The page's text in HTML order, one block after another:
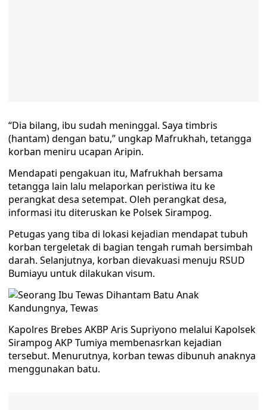
“Dia bilang, ibu sudah meninggal. Saya timbris
(hantam) dengan batu,” ungkap Mafrukhah, tetangga
korban meniru ucapan Aripin.
Mendapati pengakuan itu, Mafrukhah bersama
tetangga lain lalu melaporkan peristiwa itu ke
perangkat desa setempat. Oleh perangkat desa,
informasi itu diteruskan ke Polsek Sirampog.
Petugas yang tiba di lokasi kejadian mendapat tubuh
korban tergeletak di bagian tengah rumah bersimbah
darah. Selanjutnya, korban dievakuasi menuju RSUD
Bumiayu untuk dilakukan visum.
Kapolres Brebes AKBP Aris Supriyono melalui Kapolsek
Sirampog AKP Tumiya membenasrkan kejadian
tersebut. Menurutnya, korban tewas dibunuh anaknya
menggunakan batu.